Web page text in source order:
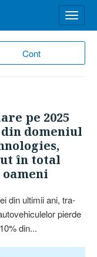
Cont
meniu
pe 2025
domeniul
în total
oameni
din ultimii ani, tra­
pierde
din...